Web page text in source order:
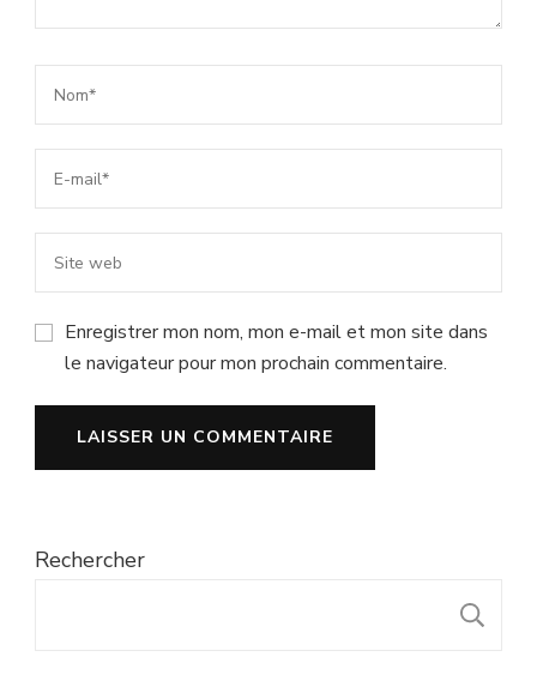
Enregistrer mon nom, mon e-mail et mon site dans
le navigateur pour mon prochain commentaire.
Rechercher